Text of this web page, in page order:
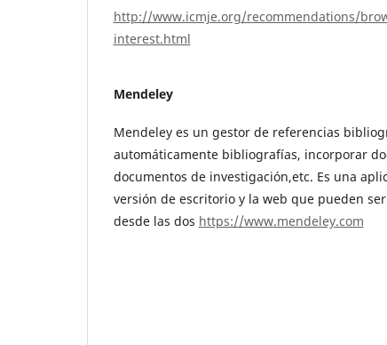
http://www.icmje.org/recommendations/
interest.html
Mendeley
Mendeley es un gestor de referencias
automáticamente bibliografías, incorporar
documentos de investigación,etc. Es una
versión de escritorio y la web que pueden
desde las dos https://www.mendeley.com